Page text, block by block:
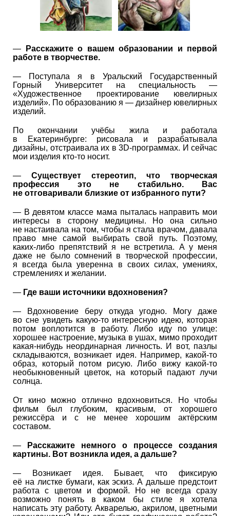
—
Расскажите о вашем образовании и первой
работе в творчестве.
— Поступала я в Уральский Государственный
Горный Университет на специальность —
«Художественное проектирование ювелирных
изделий». По образованию я — дизайнер ювелирных
изделий.
По окончании учёбы жила и работала
в Екатеринбурге: рисовала и разрабатывала
дизайны, отстраивала их в 3D-программах. И сейчас
мои изделия кто-то носит.
— Существует стереотип, что творческая
профессия это не стабильно. Вас
не отговаривали близкие от избранного пути?
— В девятом классе мама пыталась направить мои
интересы в сторону медицины. Но она сильно
не настаивала на том, чтобы я стала врачом, давала
право мне самой выбирать свой путь. Поэтому,
каких-либо препятствий я не встретила. А у меня
даже не было сомнений в творческой профессии,
я всегда была уверенна в своих силах, умениях,
стремлениях и желании.
— Где ваши источники вдохновения?
— Вдохновение беру откуда угодно. Могу даже
во сне увидеть какую-то интересную идею, которая
потом воплотится в работу. Либо иду по улице:
хорошее настроение, музыка в ушах, мимо проходит
какая-нибудь неординарная личность. И вот, пазлы
складываются, возникает идея. Например, какой-то
образ, который потом рисую. Либо вижу какой-то
необыкновенный цветок, на который падают лучи
солнца.
От кино можно отлично вдохновиться. Но чтобы
фильм был глубоким, красивым, от хорошего
режиссёра и с не менее хорошим актёрским
составом.
—
Расскажите немного о процессе создания
картины. Вот возникла идея, а дальше?
— Возникает идея. Бывает, что фиксирую
её на листке бумаги, как эскиз. А дальше предстоит
работа с цветом и формой. Но не всегда сразу
возможно понять в каком бы стиле я хотела
написать эту работу. Акварелью, акрилом, цветными